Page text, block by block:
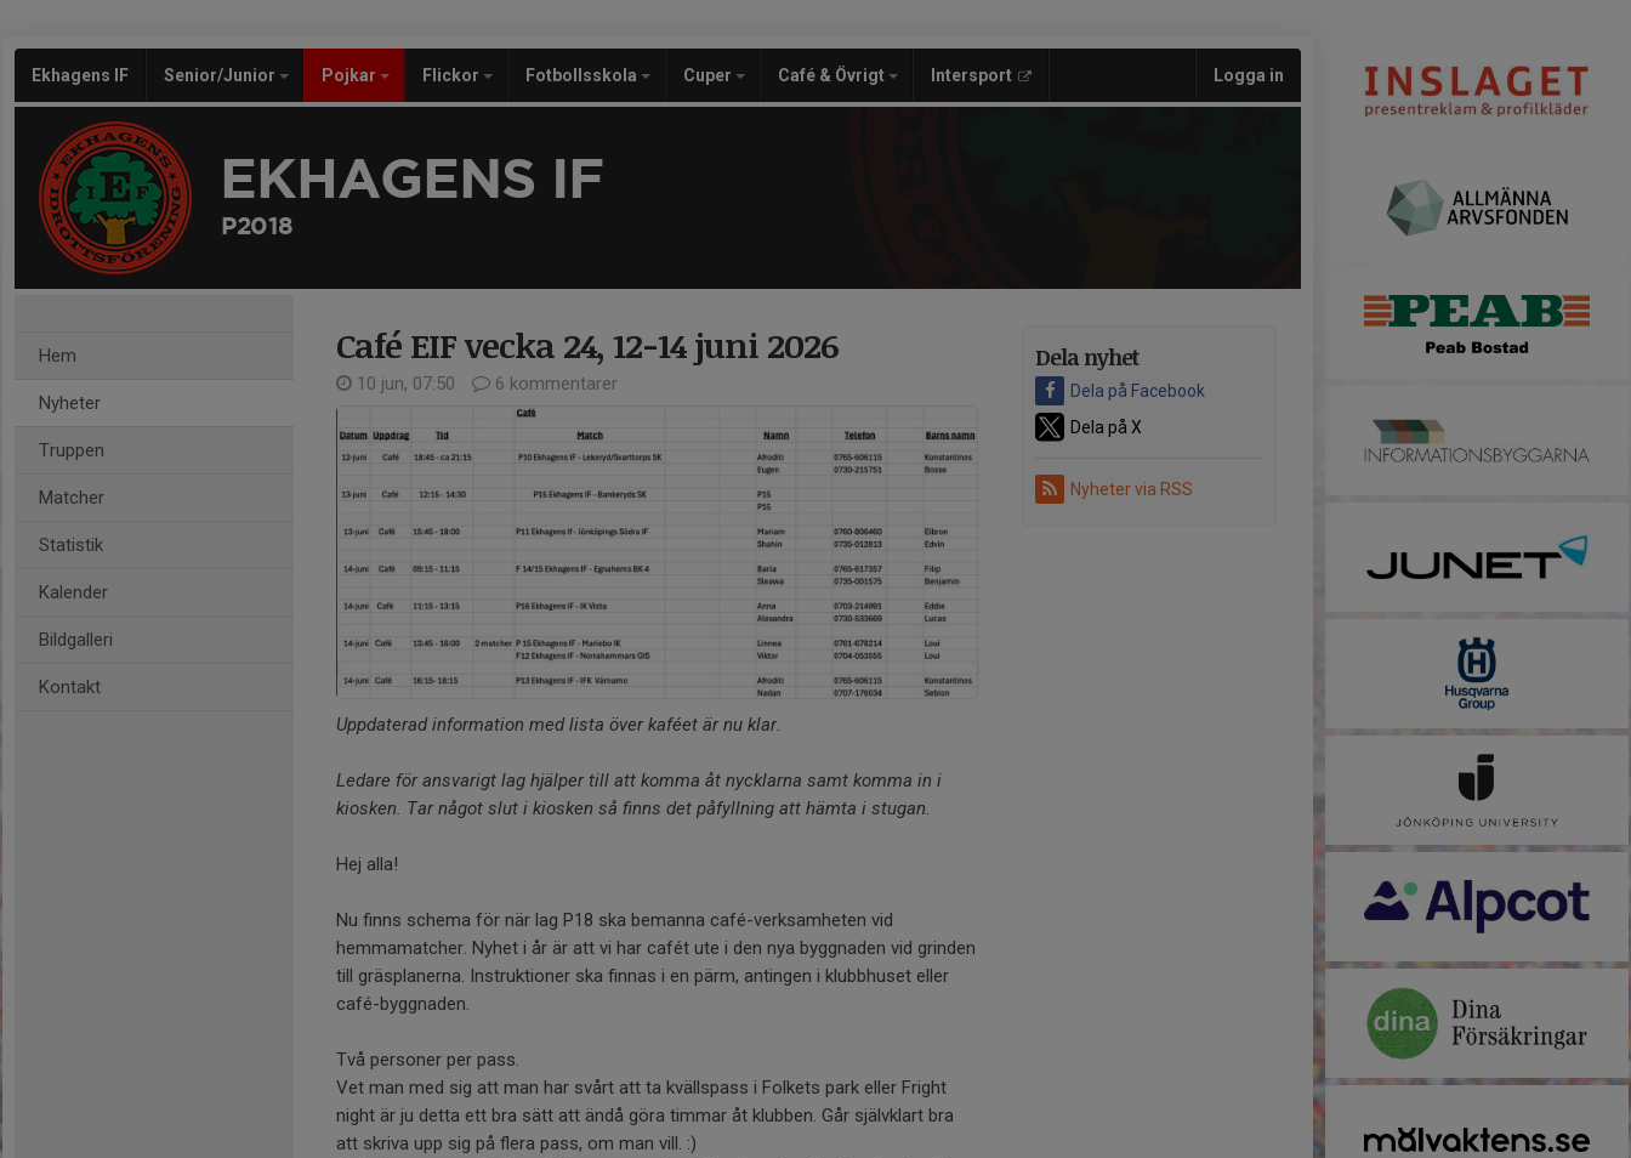
Ekhagens IF Senior/Junior Pojkar Flickor Fotbollsskola Cuper Café & Övrigt Intersport Logga in
EKHAGENS IF
P2018
Hem
Nyheter
Truppen
Matcher
Statistik
Kalender
Bildgalleri
Kontakt
Dela nyhet
Dela på Facebook
Dela på X
Nyheter via RSS
Café EIF vecka 24, 12-14 juni 2026
10 jun, 07:50 6 kommentarer
Uppdaterad information med lista över kaféet är nu klar.
Ledare för ansvarigt lag hjälper till att komma åt nycklarna samt komma in i
kiosken. Tar något slut i kiosken så finns det påfyllning att hämta i stugan.
Hej alla!
Nu finns schema för när lag P18 ska bemanna café-verksamheten vid
hemmamatcher. Nyhet i år är att vi har cafét ute i den nya byggnaden vid grinden
till gräsplanerna. Instruktioner ska finnas i en pärm, antingen i klubbhuset eller
café-byggnaden.
Två personer per pass.
Vet man med sig att man har svårt att ta kvällspass i Folkets park eller Fright
night är ju detta ett bra sätt att ändå göra timmar åt klubben. Går självklart bra
att skriva upp sig på flera pass, om man vill. :)